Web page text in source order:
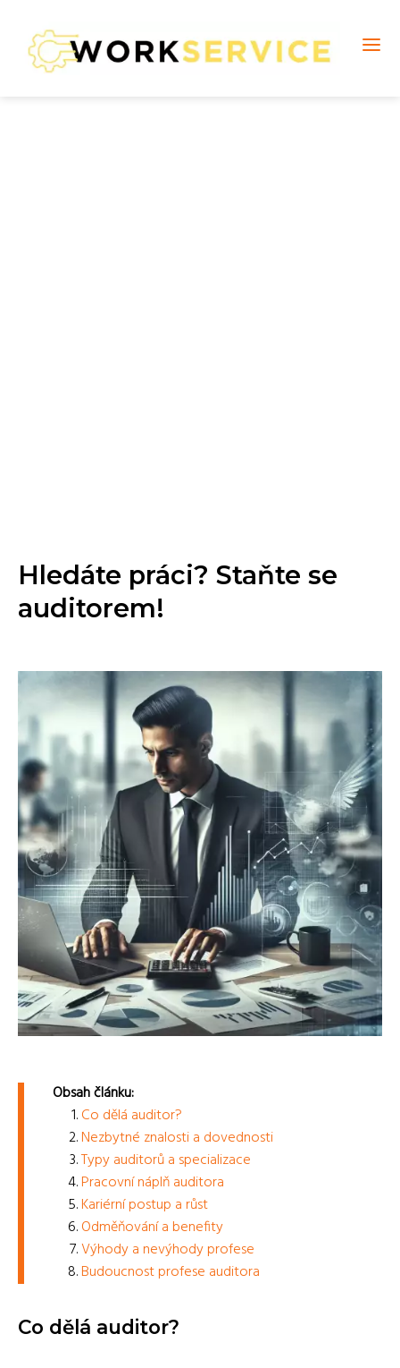
Hledáte práci? Staňte se
auditorem!
Obsah článku:
Co dělá auditor?
Nezbytné znalosti a dovednosti
Typy auditorů a specializace
Pracovní náplň auditora
Kariérní postup a růst
Odměňování a benefity
Výhody a nevýhody profese
Budoucnost profese auditora
Co dělá auditor?